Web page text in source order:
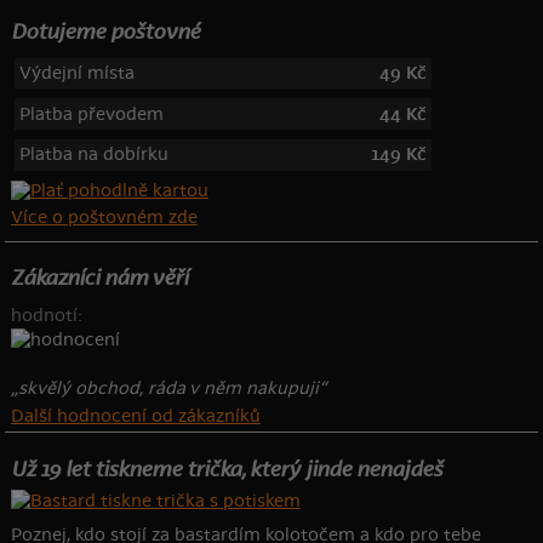
Dotujeme poštovné
Výdejní místa
49 Kč
Platba převodem
44 Kč
Platba na dobírku
149 Kč
Více o poštovném zde
Zákazníci nám věří
hodnotí:
„skvělý obchod, ráda v něm nakupuji“
Další hodnocení od zákazníků
Už 19 let tiskneme trička, který jinde nenajdeš
Poznej, kdo stojí za bastardím kolotočem a kdo pro tebe